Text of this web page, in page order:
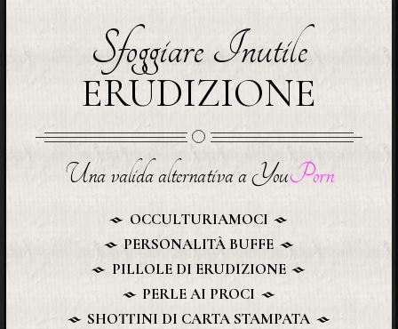
Sfoggiare Inutile
ERUDIZIONE
Una valida alternativa a YouPorn
OCCULTURIAMOCI
PERSONALITÀ BUFFE
PILLOLE DI ERUDIZIONE
PERLE AI PROCI
SHOTTINI DI CARTA STAMPATA